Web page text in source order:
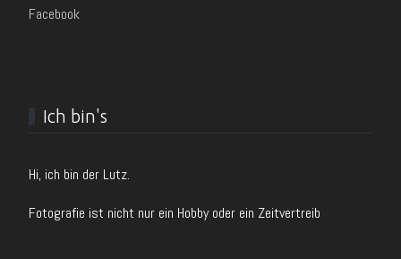
Facebook
Ich bin's
Hi, ich bin der Lutz.
Fotografie ist nicht nur ein Hobby oder ein Zeitvertreib